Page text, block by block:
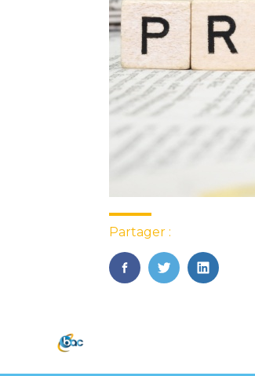
Partager :
FaceBook
TwitterLinkedIn